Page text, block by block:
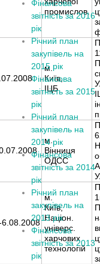
промислов.
м.
Київ,
ІЦБ
м.
Вінниця
ОДСС
6.08.2008
м.
Київ,
Націон.
універс.
харчових
технологій
Фінансова
звітність за 2016
рік
Річний план
закупівель на
2015 рік
Фінансова
звітність за 2015
рік
Річний план
закупівель на
2014 рік
Фінансова
звітність за 2014
рік
Річний план
закупівель на
2013 рік
Фінансова
звітність за 2013
рік